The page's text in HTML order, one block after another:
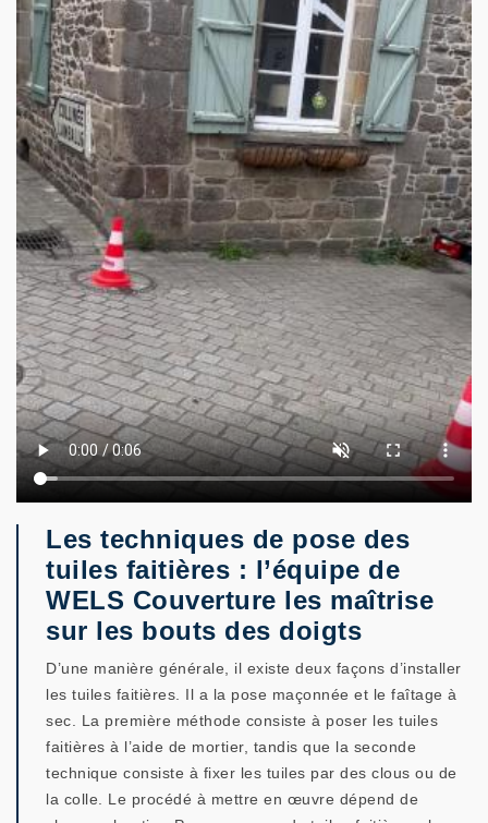
Les techniques de pose des
tuiles faitières : l’équipe de
WELS Couverture les maîtrise
sur les bouts des doigts
D’une manière générale, il existe deux façons d’installer
les tuiles faitières. Il a la pose maçonnée et le faîtage à
sec. La première méthode consiste à poser les tuiles
faitières à l’aide de mortier, tandis que la seconde
technique consiste à fixer les tuiles par des clous ou de
la colle. Le procédé à mettre en œuvre dépend de